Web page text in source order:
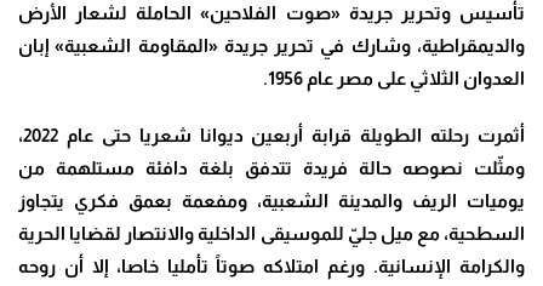
تأسيس وتحرير جريدة «صوت الفلاحين» الحاملة لشعار الأرض
والديمقراطية، وشارك في تحرير جريدة «المقاومة الشعبية» إبان
العدوان الثلاثي على مصر عام 1956.
أثمرت رحلته الطويلة قرابة أربعين ديوانا شعريا حتى عام 2022،
ومثّلت نصوصه حالة فريدة تتدفق بلغة دافئة مستلهمة من
يوميات الريف والمدينة الشعبية، ومفعمة بعمق فكري يتجاوز
السطحية، مع ميل جليّ للموسيقى الداخلية والانتصار لقضايا الحرية
والكرامة الإنسانية. ورغم امتلاكه صوتاً تأمليا خاصا، إلا أن روحه